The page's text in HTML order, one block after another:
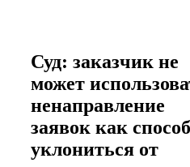
Суд: заказчик не
может
ненаправление
заявок как способ
уклониться от